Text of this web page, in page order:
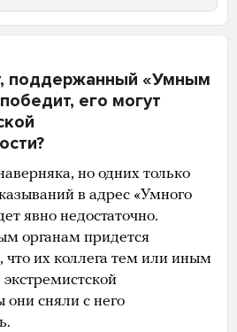
поддержанный «Умным
его могут
но одних только
в адрес «Умного
явно недостаточно.
органам придется
что их коллега тем или иным
экстремистской
они сняли с него